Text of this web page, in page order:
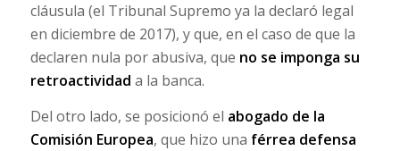
cláusula (el Tribunal Supremo ya la declaró legal
en diciembre de 2017), y que, en el caso de que la
declaren nula por abusiva, que no se imponga su
retroactividad a la banca.
Del otro lado, se posicionó el abogado de la
Comisión Europea, que hizo una férrea defensa